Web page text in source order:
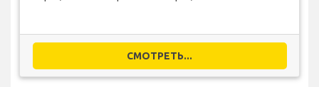
СМОТРЕТЬ...